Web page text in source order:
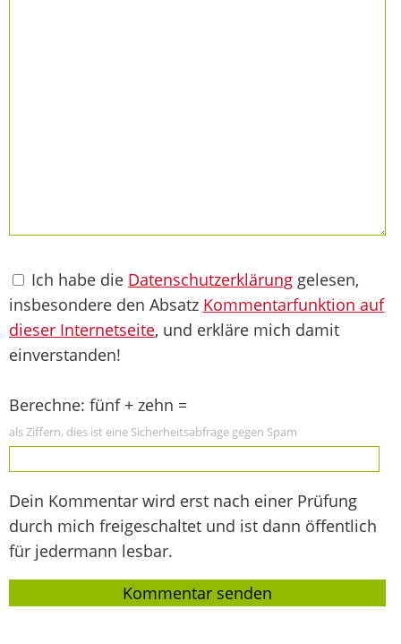
Ich habe die Datenschutzerklärung gelesen,
insbesondere den Absatz Kommentarfunktion auf
dieser Internetseite, und erkläre mich damit
einverstanden!
Berechne: fünf + zehn =
als Ziffern, dies ist eine Sicherheitsabfrage gegen Spam
Dein Kommentar wird erst nach einer Prüfung
durch mich freigeschaltet und ist dann öffentlich
für jedermann lesbar.